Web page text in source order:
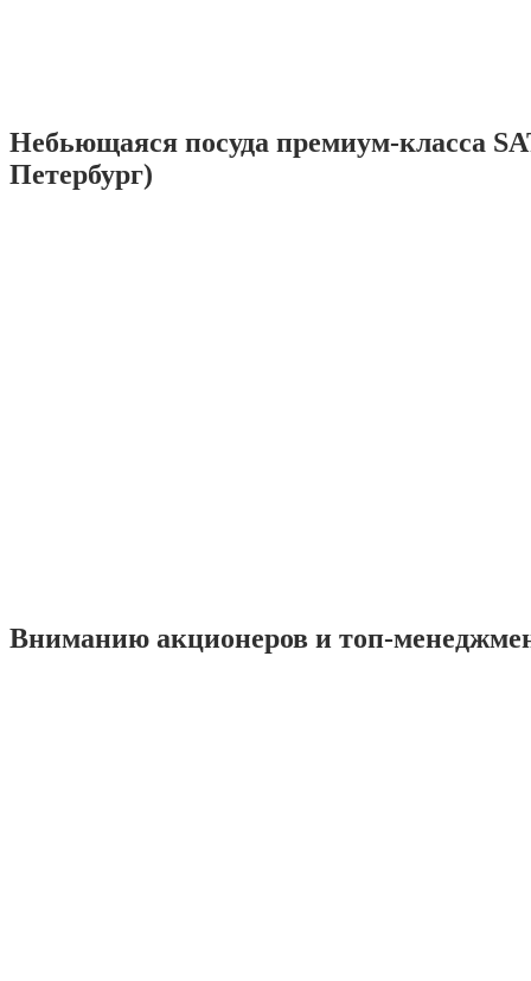
Небьющаяся посуда премиум-класса
Петербург)
Вниманию акционеров и топ-